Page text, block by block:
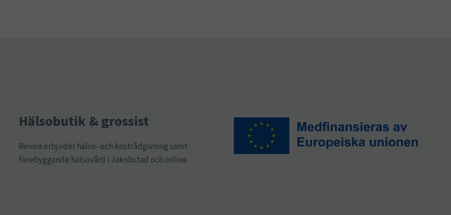
Hälsobutik & grossist
Reviva erbjuder hälso- och kostrådgivning samt
förebyggande hälsovård i Jakobstad och online.